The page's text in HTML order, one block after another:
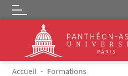
Aller au contenu principal
Logo
Fil d'Ariane
Accueil
Formations